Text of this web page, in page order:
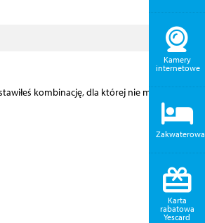
kombinację, dla której nie można
Kamery
internetowe
Karta
rabatowa
Yescard